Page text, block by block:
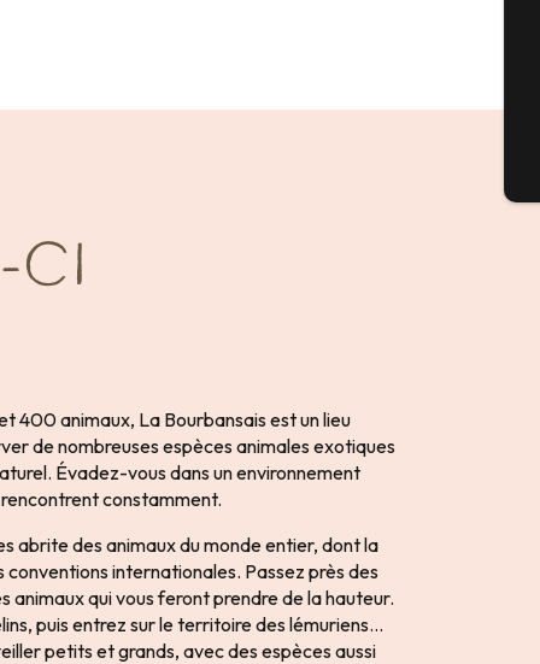
CI
400 animaux, La Bourbansais est un lieu
de nombreuses espèces animales exotiques
Évadez-vous dans un environnement
constamment.
abrite des animaux du monde entier, dont la
internationales. Passez près des
animaux qui vous feront prendre de la hauteur.
puis entrez sur le territoire des lémuriens…
petits et grands, avec des espèces aussi